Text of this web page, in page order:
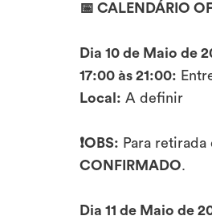
📅 CALENDÁRIO
Dia 10 de Maio de
17:00 às 21:00:
Local: A definir
❗OBS: Para
CONFIRMADO.
Dia 11 de Maio de